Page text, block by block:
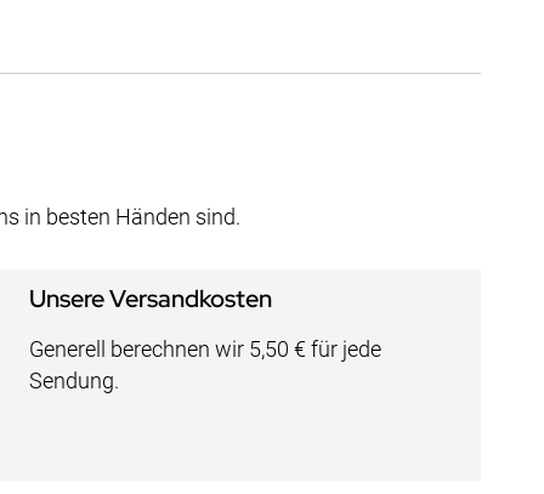
in besten Händen sind.
Unsere Versandkosten
Generell berechnen wir 5,50 € für jede
Sendung.